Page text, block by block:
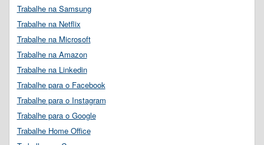
Trabalhe na Samsung
Trabalhe na Netflix
Trabalhe na Microsoft
Trabalhe na Amazon
Trabalhe na Linkedin
Trabalhe para o Facebook
Trabalhe para o Instagram
Trabalhe para o Google
Trabalhe Home Office